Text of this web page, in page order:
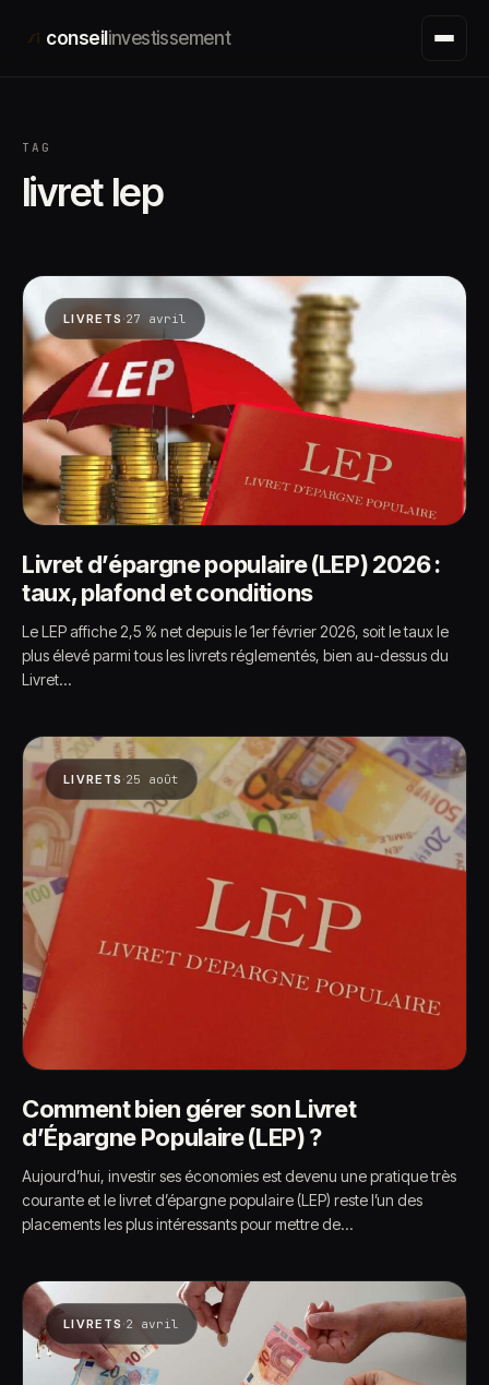
conseilinvestissement
TAG
livret lep
LIVRETS ·27 avril
Livret d’épargne populaire (LEP) 2026 :
taux, plafond et conditions
Le LEP affiche 2,5 % net depuis le 1er février 2026, soit le taux le
plus élevé parmi tous les livrets réglementés, bien au-dessus du
Livret…
LIVRETS ·25 août
Comment bien gérer son Livret
d’Épargne Populaire (LEP) ?
Aujourd’hui, investir ses économies est devenu une pratique très
courante et le livret d’épargne populaire (LEP) reste l’un des
placements les plus intéressants pour mettre de…
LIVRETS ·2 avril